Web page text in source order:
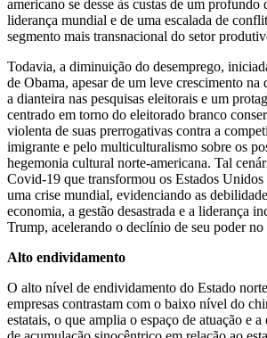
americano se desse às custas de um profundo
liderança mundial e de uma escalada de
segmento mais transnacional do setor
Todavia, a diminuição do desemprego,
de Obama, apesar de um leve crescimento na
a dianteira nas pesquisas eleitorais e um
centrado em torno do eleitorado branco
violenta de suas prerrogativas contra a
imigrante e pelo multiculturalismo sobre os
hegemonia cultural norte-americana. Tal
Covid-19 que transformou os Estados
uma crise mundial, evidenciando as
economia, a gestão desastrada e a liderança
Trump, acelerando o declínio de seu poder no
Alto endividamento
O alto nível de endividamento do Estado
empresas contrastam com o baixo nível do
estatais, o que amplia o espaço de atuação e